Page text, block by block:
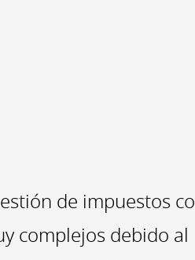
de impuestos
complejos debido